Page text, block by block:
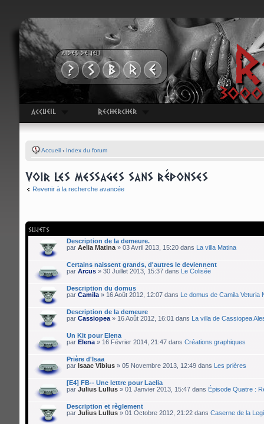
3000
AIDES DE JEU
Accueil Rechercher
Accueil ‹ Index du forum
Voir les messages sans réponses
Revenir à la recherche avancée
SUJETS
Description de la demeure.
par Aelia Matina » 03 Avril 2013, 15:20 dans La villa Matina
Certains naissent grands, d'autres le deviennent
par Arcus » 30 Juillet 2013, 15:37 dans Le Colisée
Description du domus
par Camila » 16 Août 2012, 12:07 dans Le domus de Camila Veturia
Description de la demeure
par Cassiopea » 16 Août 2012, 16:01 dans La villa de Cassiopea
Un Kit pour Elena
par Elena » 16 Février 2014, 21:47 dans Créations graphiques
Prière d'Isaa
par Isaac Vibius » 05 Novembre 2013, 12:49 dans Les prières
[E4] FB-- Une lettre pour Laelia
par Julius Lullus » 01 Janvier 2013, 15:47 dans Épisode Quatre :
Description et règlement
par Julius Lullus » 01 Octobre 2012, 21:22 dans Caserne de la